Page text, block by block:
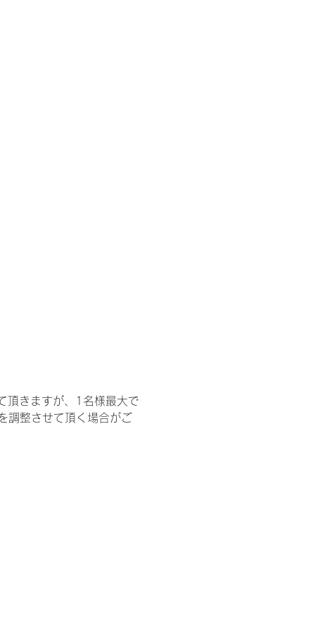
頂きますが、1名様最大で
調整させて頂く場合がご